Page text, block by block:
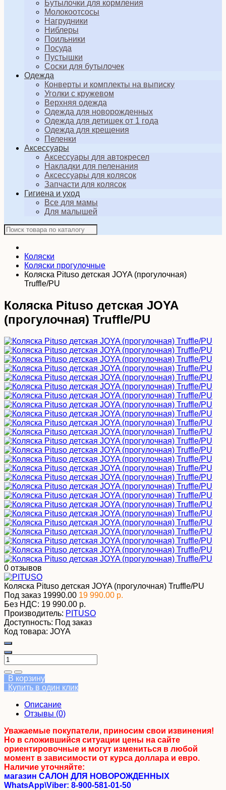
Бутылочки для кормления
Молокоотсосы
Нагрудники
Ниблеры
Поильники
Посуда
Пустышки
Соски для бутылочек
Одежда
Конверты и комплекты на выписку
Уголки с кружевом
Верхняя одежда
Одежда для новорожденных
Одежда для детишек от 1 года
Одежда для крещения
Пеленки
Аксессуары
Аксессуары для автокресел
Накладки для пеленания
Аксессуары для колясок
Запчасти для колясок
Гигиена и уход
Все для мамы
Для малышей
Коляски
Коляски прогулочные
Коляска Pituso детская JOYA (прогулочная)
Truffle/PU
Коляска Pituso детская JOYA
(прогулочная) Truffle/PU
0 отзывов
Коляска Pituso детская JOYA (прогулочная) Truffle/PU
Под заказ 19990.00 19 990.00 р.
Без НДС: 19 990.00 р.
Производитель: PITUSO
Доступность: Под заказ
Код товара: JOYA
В корзину
Купить в один клик
Описание
Отзывы (0)
Уважаемые покупатели, приносим свои извинения!
Но в сложившийся ситуации цены на сайте
ориентировочные и могут измениться в любой
момент в зависимости от курса доллара и евро.
Наличие уточняйте:
магазин САЛОН ДЛЯ НОВОРОЖДЕННЫХ
WhatsApp\Viber: 8-900-581-01-50